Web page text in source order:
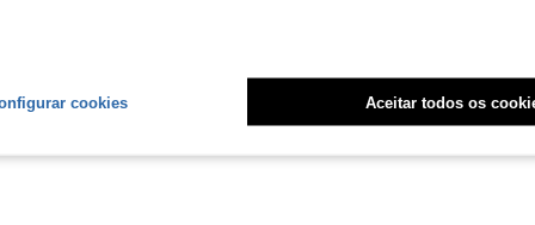
cookies Aceitar todos os